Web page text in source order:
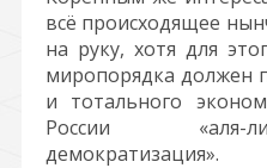
всё происходящее
на руку, хотя для
миропорядка должен
и тотального
России «аля-
демократизация».